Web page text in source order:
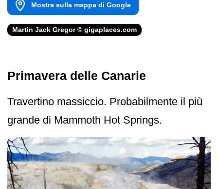
Mostra sulla mappa di Google
Martin Jack Gregor © gigaplaces.com
Primavera delle Canarie
Travertino massiccio. Probabilmente il più
grande di Mammoth Hot Springs.